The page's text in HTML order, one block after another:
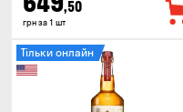
,50
грн за 1 шт
Тільки онлайн